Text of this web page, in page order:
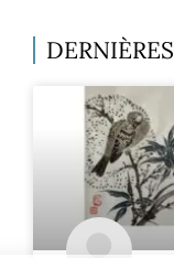
DERNIÈRES